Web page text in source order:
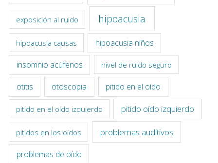
exposición al ruido hipoacusia
hipoacusia causas hipoacusia niños
insomnio acúfenos nivel de ruido seguro
otitis otoscopia pitido en el oído
pitido en el oído izquierdo pitido oído izquierdo
pitidos en los oídos problemas auditivos
problemas de oído